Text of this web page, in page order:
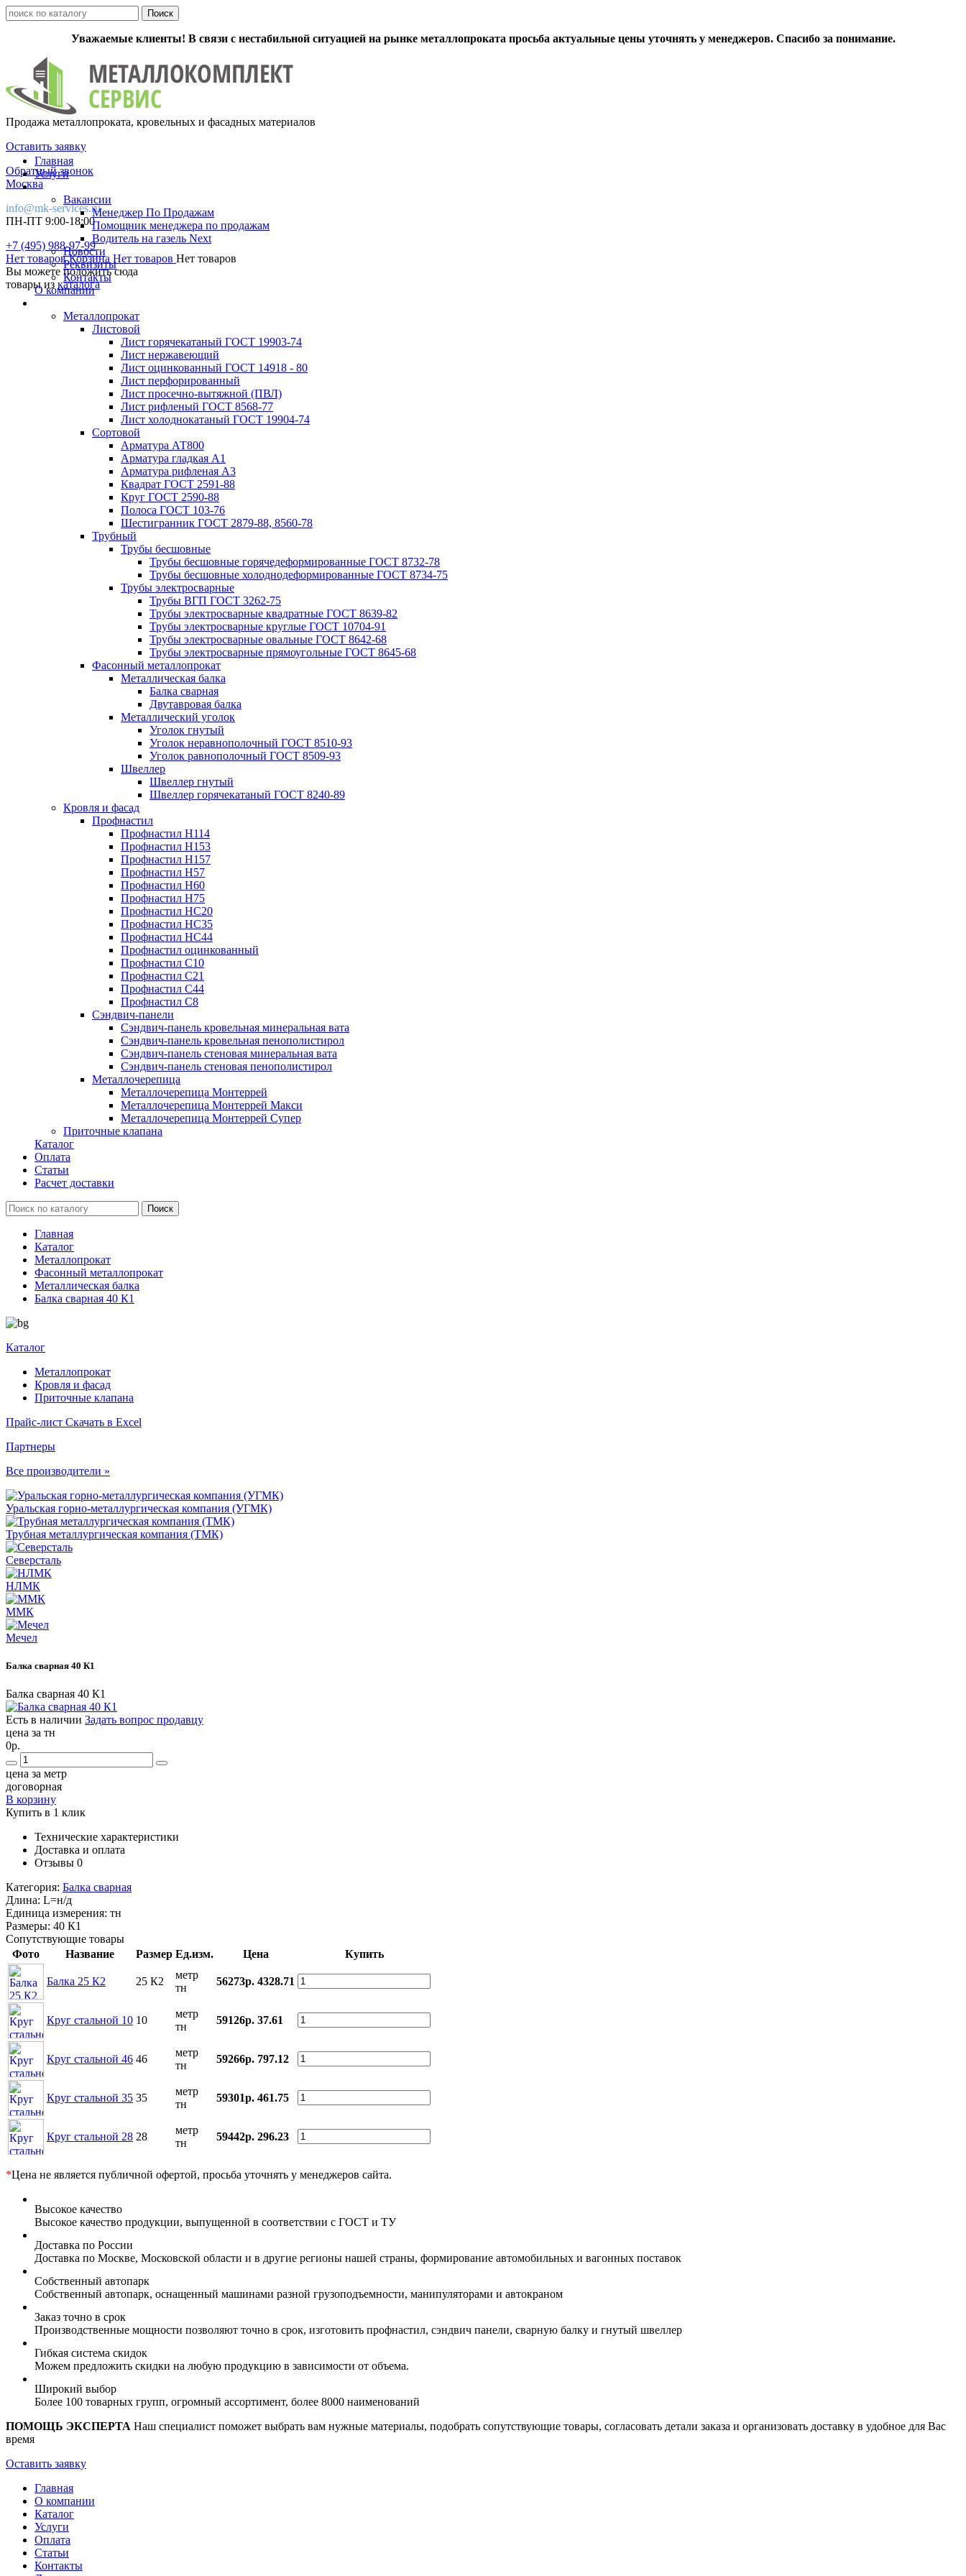
Уважаемые клиенты! В связи с нестабильной ситуацией на рынке металлопроката просьба актуальные цены уточнять у менеджеров. Спасибо за понимание.
Продажа металлопроката, кровельных и фасадных материалов
Оставить заявку
Обратный звонок
Москва
info@mk-services.ru
ПН-ПТ 9:00-18:00
+7 (495) 988-97-99
Нет товаровКорзина Нет товаров Нет товаров
Вы можете положить сюда
товары из каталога
Главная
Услуги
Вакансии
Менеджер По Продажам
Помощник менеджера по продажам
Водитель на газель Next
Новости
Реквизиты
Контакты
О компании
Металлопрокат
Листовой
Лист горячекатаный ГОСТ 19903-74
Лист нержавеющий
Лист оцинкованный ГОСТ 14918 - 80
Лист перфорированный
Лист просечно-вытяжной (ПВЛ)
Лист рифленый ГОСТ 8568-77
Лист холоднокатаный ГОСТ 19904-74
Сортовой
Арматура АТ800
Арматура гладкая А1
Арматура рифленая А3
Квадрат ГОСТ 2591-88
Круг ГОСТ 2590-88
Полоса ГОСТ 103-76
Шестигранник ГОСТ 2879-88, 8560-78
Трубный
Трубы бесшовные
Трубы бесшовные горячедеформированные ГОСТ 8732-78
Трубы бесшовные холоднодеформированные ГОСТ 8734-75
Трубы электросварные
Трубы ВГП ГОСТ 3262-75
Трубы электросварные квадратные ГОСТ 8639-82
Трубы электросварные круглые ГОСТ 10704-91
Трубы электросварные овальные ГОСТ 8642-68
Трубы электросварные прямоугольные ГОСТ 8645-68
Фасонный металлопрокат
Металлическая балка
Балка сварная
Двутавровая балка
Металлический уголок
Уголок гнутый
Уголок неравнополочный ГОСТ 8510-93
Уголок равнополочный ГОСТ 8509-93
Швеллер
Швеллер гнутый
Швеллер горячекатаный ГОСТ 8240-89
Кровля и фасад
Профнастил
Профнастил Н114
Профнастил Н153
Профнастил Н157
Профнастил Н57
Профнастил Н60
Профнастил Н75
Профнастил НС20
Профнастил НС35
Профнастил НС44
Профнастил оцинкованный
Профнастил С10
Профнастил С21
Профнастил С44
Профнастил С8
Сэндвич-панели
Сэндвич-панель кровельная минеральная вата
Сэндвич-панель кровельная пенополистирол
Сэндвич-панель стеновая минеральная вата
Сэндвич-панель стеновая пенополистирол
Металлочерепица
Металлочерепица Монтеррей
Металлочерепица Монтеррей Макси
Металлочерепица Монтеррей Супер
Приточные клапана
Каталог
Оплата
Статьи
Расчет доставки
Главная
Каталог
Металлопрокат
Фасонный металлопрокат
Металлическая балка
Балка сварная 40 К1
Каталог
Металлопрокат
Кровля и фасад
Приточные клапана
Прайс-лист Скачать в Excel
Партнеры
Все производители »
Уральская горно-металлургическая компания (УГМК)
Трубная металлургическая компания (ТМК)
Северсталь
НЛМК
ММК
Мечел
Балка сварная 40 К1
Балка сварная 40 К1
Есть в наличии Задать вопрос продавцу
цена за тн
0р.
цена за метр
договорная
В корзину
Купить в 1 клик
Технические характеристики
Доставка и оплата
Отзывы 0
Категория: Балка сварная
Длина: L=н/д
Единица измерения: тн
Размеры: 40 К1
Сопутствующие товары
Фото
Название Размер Ед.изм. Цена Купить
Балка 25 К2 25 К2
метр
тн
56273р. 4328.71
Круг стальной 10 10
метр
тн
59126р. 37.61
Круг стальной 46 46
метр
тн
59266р. 797.12
Круг стальной 35 35
метр
тн
59301р. 461.75
Круг стальной 28 28
метр
тн
59442р. 296.23
*Цена не является публичной офертой, просьба уточнять у менеджеров сайта.
Высокое качество
Высокое качество продукции, выпущенной в соответствии с ГОСТ и ТУ
Доставка по России
Доставка по Москве, Московской области и в другие регионы нашей страны, формирование автомобильных и вагонных поставок
Собственный автопарк
Собственный автопарк, оснащенный машинами разной грузоподъемности, манипуляторами и автокраном
Заказ точно в срок
Производственные мощности позволяют точно в срок, изготовить профнастил, сэндвич панели, сварную балку и гнутый швеллер
Гибкая система скидок
Можем предложить скидки на любую продукцию в зависимости от объема.
Широкий выбор
Более 100 товарных групп, огромный ассортимент, более 8000 наименований
ПОМОЩЬ ЭКСПЕРТА Наш специалист поможет выбрать вам нужные материалы, подобрать сопутствующие товары, согласовать детали заказа и организовать доставку в удобное для Вас
время
Оставить заявку
Главная
О компании
Каталог
Услуги
Оплата
Статьи
Контакты